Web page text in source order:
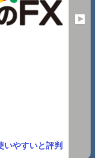
いやすいと評判